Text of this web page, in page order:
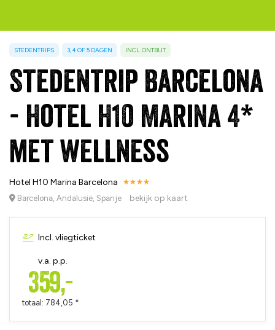
STEDENTRIPS 3, 4 OF 5 DAGEN INCL. ONTBIJT
Stedentrip Barcelona
- Hotel H10 Marina 4*
met wellness
Hotel H10 Marina Barcelona
Barcelona, Andalusië, Spanje bekijk op kaart
Incl. vliegticket
v.a. p.p.
359,-
totaal: 784,05 *